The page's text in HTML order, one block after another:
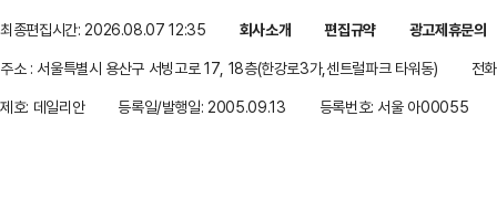
최종편집시간: 2026.08.07 12:35 회사소개 편집규약
광고제휴문의
주소 : 서울특별시 용산구 서빙고로 17, 18층(한강로3가,센트럴파크 타워동)
전
제호: 데일리안
등록일/발행일: 2005.09.13 등록번호: 서울 아00055